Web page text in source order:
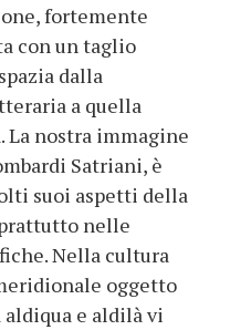
fortemente
con un taglio
dalla
a quella
nostra immagine
Satriani, è
suoi aspetti della
nelle
Nella cultura
oggetto
e aldilà vi